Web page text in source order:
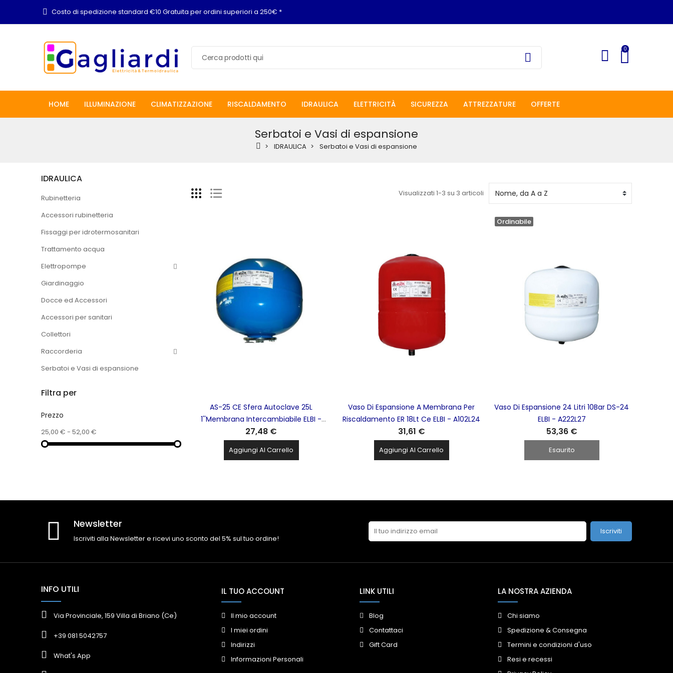
Costo di spedizione standard €10 Gratuita per ordini superiori a 250€ *
0
HOME ILLUMINAZIONE CLIMATIZZAZIONE RISCALDAMENTO IDRAULICA ELETTRICITÀ SICUREZZA ATTREZZATURE OFFERTE
Serbatoi e Vasi di espansione
IDRAULICA Serbatoi e Vasi di espansione
IDRAULICA
Rubinetteria
Accessori rubinetteria
Fissaggi per idrotermosanitari
Trattamento acqua
Elettropompe
Giardinaggio
Docce ed Accessori
Accessori per sanitari
Collettori
Raccorderia
Serbatoi e Vasi di espansione
Filtra per
Prezzo
25,00 € - 52,00 €
Visualizzati 1-3 su 3 articoli
AS-25 CE Sfera Autoclave 25L
1''Membrana Intercambiabile ELBI -
A002J27
27,48 €
Aggiungi Al Carrello
Vaso Di Espansione A Membrana Per
Riscaldamento ER 18Lt Ce ELBI - A102L24
31,61 €
Aggiungi Al Carrello
Ordinabile
Vaso Di Espansione 24 Litri 10Bar DS-24
ELBI - A222L27
53,36 €
Esaurito
Newsletter
Iscriviti alla Newsletter e ricevi uno sconto del 5% sul tuo ordine!
Iscriviti
INFO UTILI
Via Provinciale, 159 Villa di Briano (Ce)
+39 081 5042757
What's App
IL TUO ACCOUNT
Il mio account
I miei ordini
Indirizzi
Informazioni Personali
LINK UTILI
Blog
Contattaci
Gift Card
LA NOSTRA AZIENDA
Chi siamo
Spedizione & Consegna
Termini e condizioni d'uso
Resi e recessi